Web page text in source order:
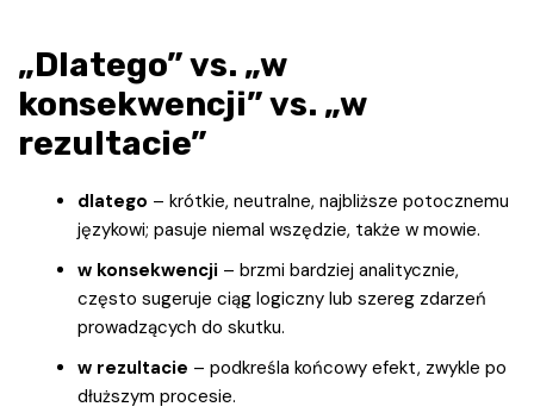
„Dlatego” vs. „w
konsekwencji” vs. „w
rezultacie”
dlatego – krótkie, neutralne, najbliższe potocznemu
językowi; pasuje niemal wszędzie, także w mowie.
w konsekwencji – brzmi bardziej analitycznie,
często sugeruje ciąg logiczny lub szereg zdarzeń
prowadzących do skutku.
w rezultacie – podkreśla końcowy efekt, zwykle po
dłuższym procesie.